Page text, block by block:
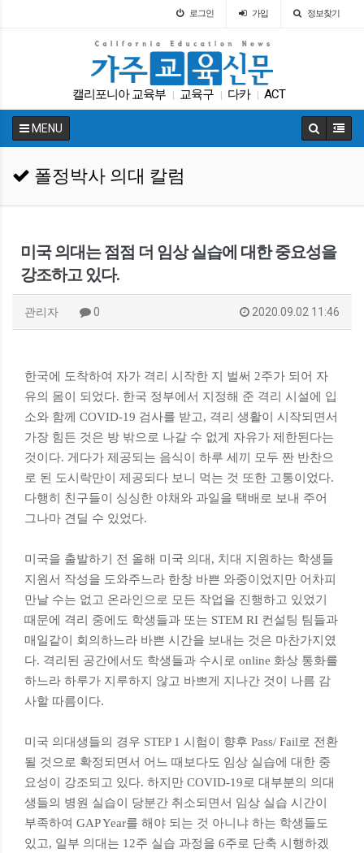
로그인 가입 정보찾기
캘리포니아 교육부 교육구 다카 ACT
학교급식 ACT 원서 가주교육신문
MENU
폴정박사 의대 칼럼
미국 의대는 점점 더 임상 실습에 대한 중요성을
강조하고 있다.
관리자 0 2020.09.02 11:46
한국에 도착하여 자가 격리 시작한 지 벌써 2주가 되어 자
유의 몸이 되었다. 한국 정부에서 지정해 준 격리 시설에 입
소와 함께 COVID-19 검사를 받고, 격리 생활이 시작되면서
가장 힘든 것은 방 밖으로 나갈 수 없게 자유가 제한된다는
것이다. 게다가 제공되는 음식이 하루 세끼 모두 짠 반찬으
로 된 도시락만이 제공되다 보니 먹는 것 또한 고통이었다.
다행히 친구들이 싱싱한 야채와 과일을 택배로 보내 주어
그나마 견딜 수 있었다.
​미국을 출발하기 전 올해 미국 의대, 치대 지원하는 학생들
지원서 작성을 도와주느라 한창 바쁜 와중이었지만 어차피
만날 수는 없고 온라인으로 모든 작업을 진행하고 있었기
때문에 격리 중에도 학생들과 또는 STEM RI 컨설팅 팀들과
매일같이 회의하느라 바쁜 시간을 보내는 것은 마찬가지였
다. 격리된 공간에서도 학생들과 수시로 online 화상 통화를
하느라 하루가 지루하지 않고 바쁘게 지나간 것이 나름 감
사할 따름이다.
​미국 의대생들의 경우 STEP 1 시험이 향후 Pass/ Fail로 전환
될 것으로 확정되면서 어느 때보다도 임상 실습에 대한 중
요성이 강조되고 있다. 하지만 COVID-19로 대부분의 의대
생들의 병원 실습이 당분간 취소되면서 임상 실습 시간이
부족하여 GAP Year를 해야 되는 것 아니냐 하는 학생들도
있고, 일부 의대는 12주 실습 과정을 6주로 단축 시행하겠